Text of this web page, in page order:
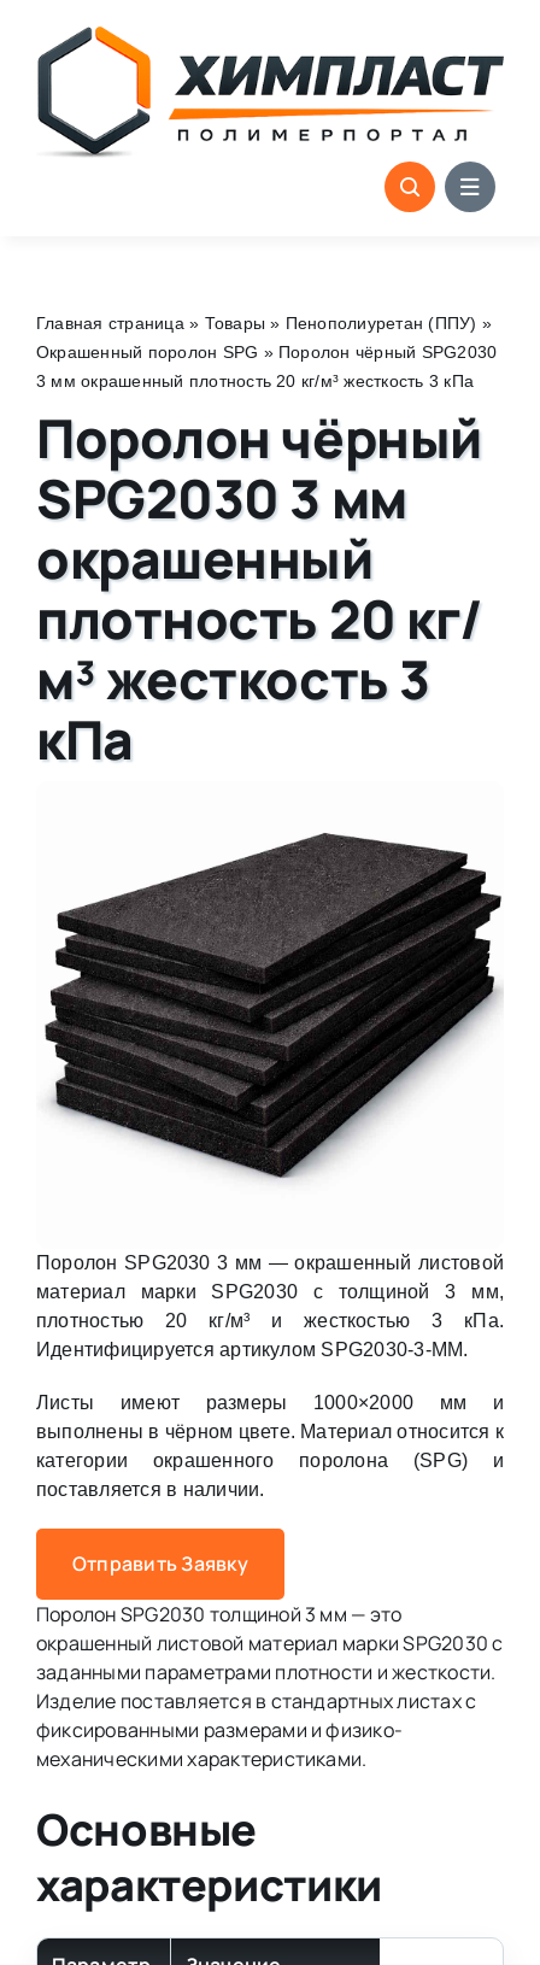
content
Главная страница » Товары » Пенополиуретан (ППУ) »
Окрашенный поролон SPG » Поролон чёрный SPG2030
3 мм окрашенный плотность 20 кг/м³ жесткость 3 кПа
Поролон чёрный
SPG2030 3 мм
окрашенный
плотность 20 кг/
м³ жесткость 3
кПа
Поролон SPG2030 3 мм — окрашенный листовой
материал марки SPG2030 с толщиной 3 мм,
плотностью 20 кг/м³ и жесткостью 3 кПа.
Идентифицируется артикулом SPG2030-3-MM.
Листы имеют размеры 1000×2000 мм и
выполнены в чёрном цвете. Материал относится к
категории окрашенного поролона (SPG) и
поставляется в наличии.
Отправить Заявку
Поролон SPG2030 толщиной 3 мм — это
окрашенный листовой материал марки SPG2030 с
заданными параметрами плотности и жесткости.
Изделие поставляется в стандартных листах с
фиксированными размерами и физико-
механическими характеристиками.
Основные
характеристики